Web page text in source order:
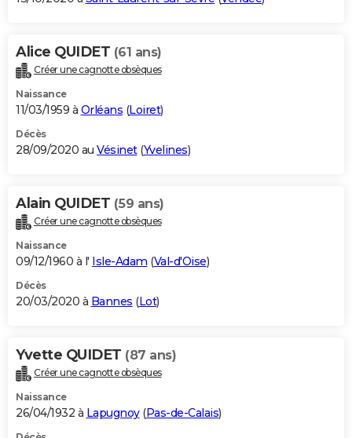
Alice QUIDET (61 ans)
Créer une cagnotte obsèques
Naissance
11/03/1959 à Orléans (Loiret)
Décès
28/09/2020 au Vésinet(Yvelines)
Alain QUIDET (59 ans)
Créer une cagnotte obsèques
Naissance
09/12/1960 à l' Isle-Adam (Val-d'Oise)
Décès
20/03/2020 à Bannes (Lot)
Yvette QUIDET (87 ans)
Créer une cagnotte obsèques
Naissance
26/04/1932 à Lapugnoy(Pas-de-Calais)